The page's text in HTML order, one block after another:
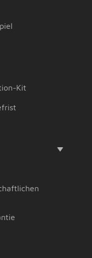
Kit